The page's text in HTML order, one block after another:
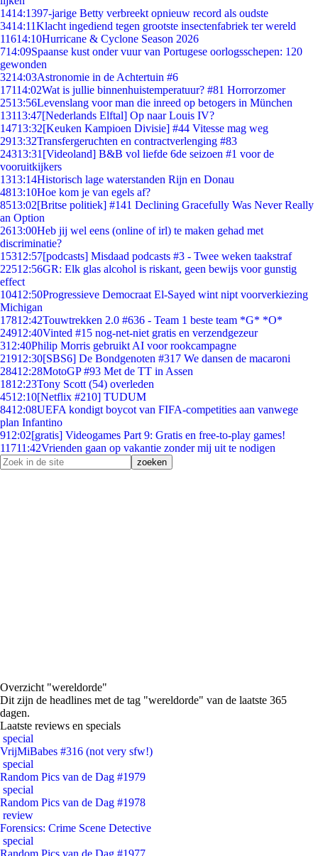
1414:1397-jarige Betty verbreekt opnieuw record als oudste
3414:11Klacht ingediend tegen grootste insectenfabriek ter wereld
11614:10Hurricane & Cyclone Season 2026
714:09Spaanse kust onder vuur van Portugese oorlogsschepen: 120
gewonden
3214:03Astronomie in de Achtertuin #6
17114:02Wat is jullie binnenhuistemperatuur? #81 Horrorzomer
2513:56Levenslang voor man die inreed op betogers in München
13113:47[Nederlands Elftal] Op naar Louis IV?
14713:32[Keuken Kampioen Divisie] #44 Vitesse mag weg
2913:32Transfergeruchten en contractverlenging #83
24313:31 [Videoland] B&B vol liefde 6de seizoen #1 voor de
vooruitkijkers
1313:14Historisch lage waterstanden Rijn en Donau
4813:10Hoe kom je van egels af?
8513:02[Britse politiek] #141 Declining Gracefully Was Never Really
an Option
2613:00Heb jij wel eens (online of irl) te maken gehad met
discriminatie?
15312:57[podcasts] Misdaad podcasts #3 - Twee weken taakstraf
22512:56GR: Elk glas alcohol is riskant, geen bewijs voor gunstig
effect
10412:50Progressieve Democraat El-Sayed wint nipt voorverkiezing
Michigan
17812:42Touwtrekken 2.0 #636 - Team 1 beste team *G* *O*
24912:40Vinted #15 nog-net-niet gratis en verzendgezeur
312:40Philip Morris gebruikt AI voor rookcampagne
21912:30[SBS6] De Bondgenoten #317 We dansen de macaroni
28412:28MotoGP #93 Met de TT in Assen
1812:23Tony Scott (54) overleden
4512:10[Netflix #210] TUDUM
8412:08UEFA kondigt boycot van FIFA-competities aan vanwege
plan Infantino
912:02[gratis] Videogames Part 9: Gratis en free-to-play games!
11711:42Vrienden gaan op vakantie zonder mij uit te nodigen
Overzicht "wereldorde"
Dit zijn de headlines met de tag "wereldorde" van de laatste 365
dagen.
Laatste reviews en specials
special
VrijMiBabes #316 (not very sfw!)
special
Random Pics van de Dag #1979
special
Random Pics van de Dag #1978
review
Forensics: Crime Scene Detective
special
Random Pics van de Dag #1977